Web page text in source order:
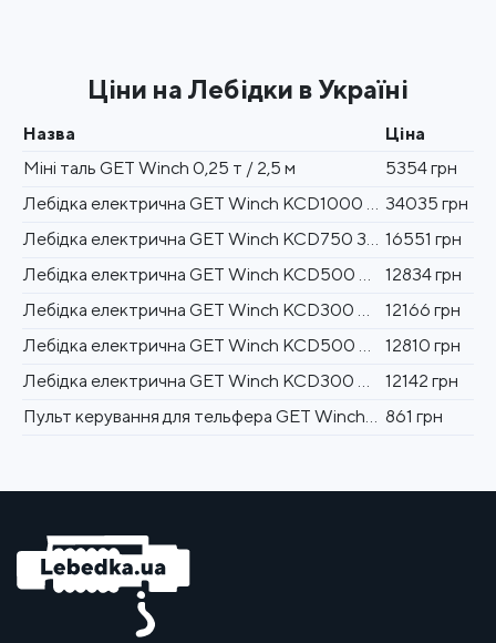
Ціни на Лебідки в Україні
Назва
Ціна
Міні таль GET Winch 0,25 т / 2,5 м
5354 грн
Лебідка електрична GET Winch KCD1000 380 В 1000 кг / 60 м 34035 грн
Лебідка електрична GET Winch KCD750 380 В 750 кг / 60 м 16551 грн
Лебідка електрична GET Winch KCD500 380 В 500 кг / 60 м
12834 грн
Лебідка електрична GET Winch KCD300 380 В 300 кг / 60 м
12166 грн
Лебідка електрична GET Winch KCD500 220 В 500 кг / 60 м
12810 грн
Лебідка електрична GET Winch KCD300 220 В 300 кг / 60 м
12142 грн
Пульт керування для тельфера GET Winch 8 кнопок 861 грн